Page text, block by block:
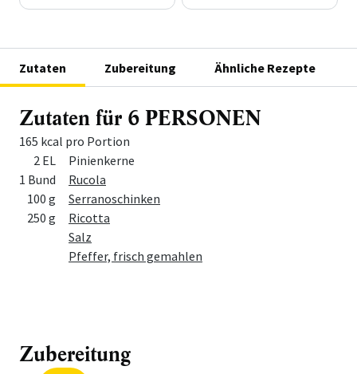
Zutaten Zubereitung Ähnliche Rezepte
Zutaten für 6 PERSONEN
165 kcal pro Portion
Menge Zutat
2 EL
Pinienkerne
1 Bund
Rucola
100 g
Serranoschinken
250 g
Ricotta
Salz
Pfeffer, frisch gemahlen
Zubereitung